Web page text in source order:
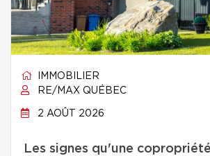
IMMOBILIER
RE/MAX QUÉBEC
2 AOÛT 2026
Les signes qu'une